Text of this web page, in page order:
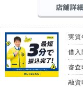
実質
借入
審査
融資